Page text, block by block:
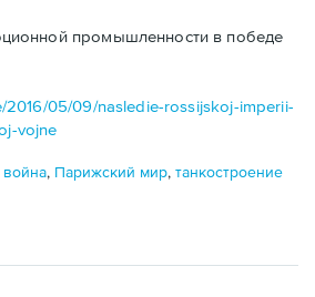
промышленности в победе
2016/05/09/nasledie-rossijskoj-imperii-
vojne
, Парижский мир,танкостроение